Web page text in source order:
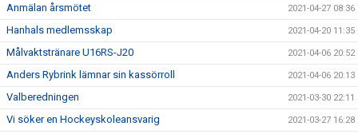
Anmälan årsmötet 2021-04-27 08:36
Hanhals medlemsskap 2021-04-20 11:35
Målvaktstränare U16RS-J20 2021-04-06 20:52
Anders Rybrink lämnar sin kassörroll 2021-04-06 20:13
Valberedningen 2021-03-30 22:11
Vi söker en Hockeyskoleansvarig 2021-03-27 16:28